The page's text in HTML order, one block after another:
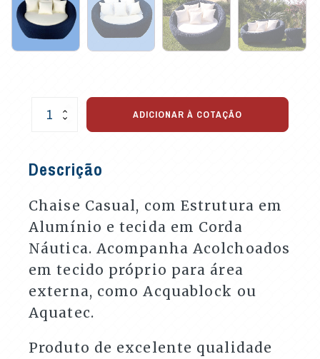
Chaise
e
quantidade
ADICIONAR À COTAÇÃO
Descrição
Chaise Casual, com Estrutura em
Alumínio e tecida em Corda
Náutica. Acompanha Acolchoados
em tecido próprio para área
externa, como Acquablock ou
Aquatec.
Produto de excelente qualidade